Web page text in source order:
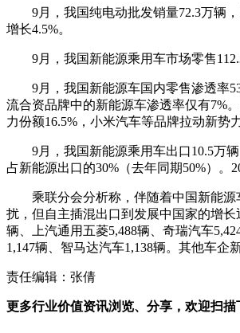
9月，我国纯电动批发销量72.3万辆
增长4.5%。
9月，我国新能源乘用车市场零售
9月，我国新能源车国内零售渗透率
流合资品牌中的新能源车渗透率仅有7%
力份额16.5%，小米汽车等品牌拉动新势
9月，我国新能源乘用车出口10.5万
占新能源出口的30%（去年同期50%）。
乘联分会分析称，伴随着中国新能
扰，但自主插混出口到发展中国家的增长
辆、上汽通用五菱5,488辆、奇瑞汽车
1,147辆、智马达汽车1,138辆。其他车企
责任编辑：张倩
更多行业价值资讯浏览、分享，欢迎扫